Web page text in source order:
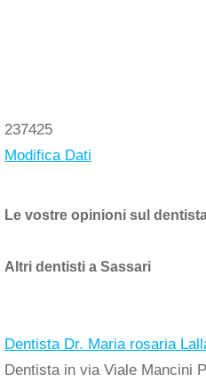
237425
Modifica Dati
Le vostre opinioni sul
Altri dentisti a Sassari
Dentista Dr. Maria rosaria
Dentista in via Viale Mancini